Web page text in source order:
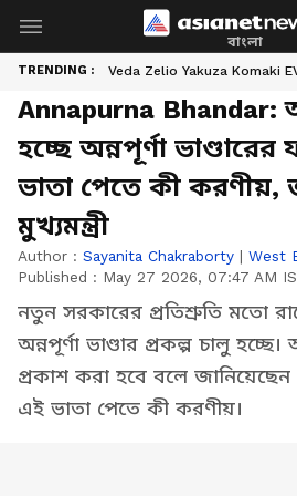
বাংলা
TRENDING : Veda Zelio Yakuza Komaki
Annapurna
হচ্ছে অন্নপূর্ণা
ভাতা পেতে কী করণীয়,
মুখ্যমন্ত্রী
Author : Sayanita Chakraborty | West
Published : May 27 2026, 07:47 AM
নতুন সরকারের প্রতিশ্রুতি মতো
অন্নপূর্ণা ভাণ্ডার প্রকল্প চালু
প্রকাশ করা হবে বলে জানিয়েছেন
এই ভাতা পেতে কী করণীয়।